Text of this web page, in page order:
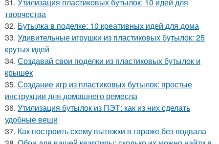
творчества
32. Бутылка в поделке: 10 креативных идей для дома
33. Удивительные игрушки из пластиковых бутылок: 25
крутых идей
34. Создавай свои поделки из пластиковых бутылок и
крышек
35. Создание игр из пластиковых бутылок: простые
инструкции для домашнего ремесла
36. Утилизация бутылок из ПЭТ: как из них сделать
удобные вещи
37. Как построить схему вытяжки в гараже без подвала